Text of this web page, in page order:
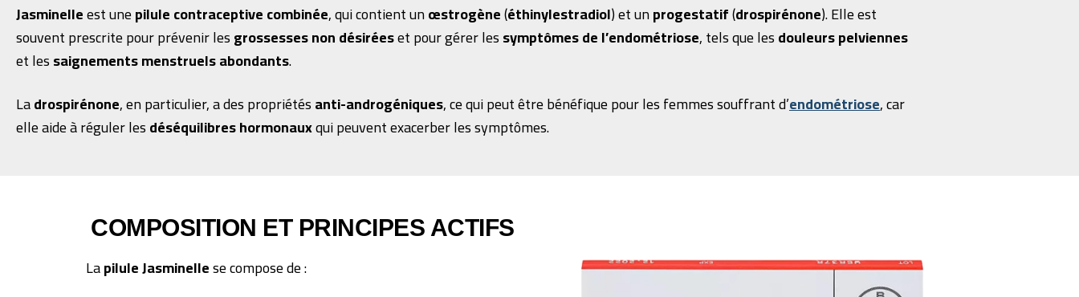
Jasminelleest unepilule contraceptive combinée, qui contient unœstrogène(éthinylestradiol) et unprogestatif(drospirénone). Elle est
souvent prescrite pour prévenir lesgrossesses non désiréeset pour gérer lessymptômes de l’endométriose, tels que lesdouleurs pelviennes
et lessaignements menstruels abondants.
Ladrospirénone, en particulier, a des propriétésanti-androgéniques, ce qui peut être bénéfique pour les femmes souffrant d’endométriose, car
elle aide à réguler lesdéséquilibres hormonauxqui peuvent exacerber les symptômes.
COMPOSITION ET PRINCIPES ACTIFS
Lapilule Jasminellese compose de :